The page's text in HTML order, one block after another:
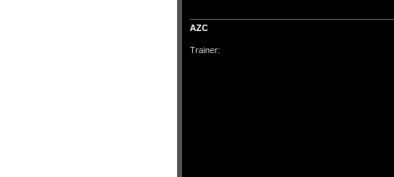
AZC
Trainer: